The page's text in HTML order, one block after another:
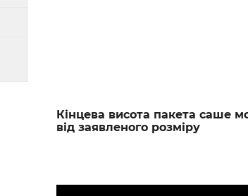
Кінцева висота пакета саше
від заявленого розміру